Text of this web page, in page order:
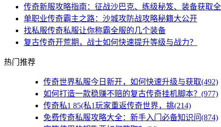
传奇新服攻略指南：征战沙巴克、练级秘笈、装备获取
单职业传奇霸主之路：沙城攻防战攻略秘籍大公开
找私服传奇私服让你称霸全服的几个装备
复古传奇开荒期，战士如何快速提升等级与战力？
热门推荐
传奇世界私服今日新开，如何快速升级与获取(492)
如何打造一款稳赚不赔的复古传奇挂机脚本？(977)
传奇私1 85(私1玩家重返传奇世界，挑(214)
免费传奇私服攻略大全：新手入门必备知识问(874)